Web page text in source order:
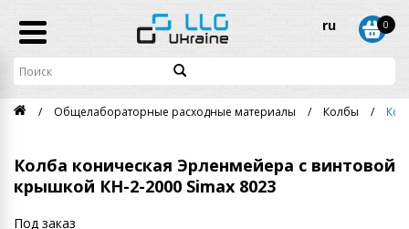
ru 0
Общелабораторные расходные материалы Колбы
Колба коническая Эрленмейера с винтовой
крышкой КН-2-2000 Simax 8023
Под заказ